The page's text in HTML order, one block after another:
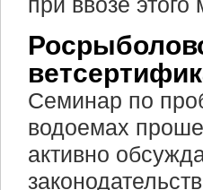
Семинар по
водоемах
активно